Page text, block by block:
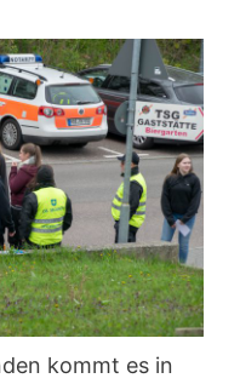
kommt es in